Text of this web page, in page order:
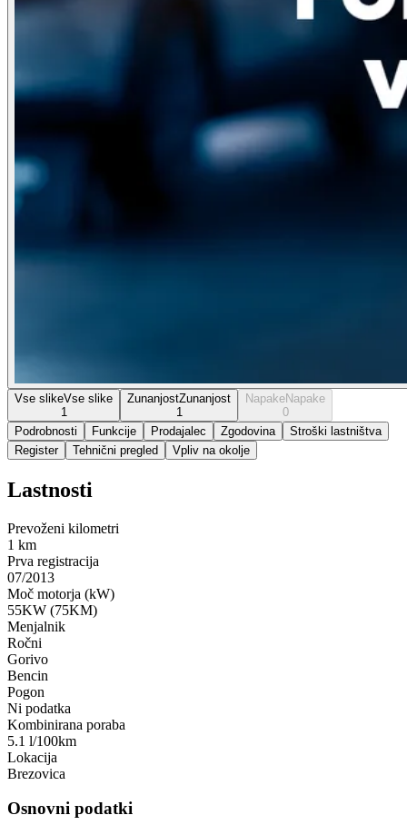
Vse slikeVse slike
1
ZunanjostZunanjost
1
NapakeNapake
0
Podrobnosti
Funkcije Prodajalec Zgodovina
Stroški lastništva
Register
Tehnični pregled Vpliv na okolje
Lastnosti
Prevoženi kilometri
1 km
Prva registracija
07/2013
Moč motorja (kW)
55KW (75KM)
Menjalnik
Ročni
Gorivo
Bencin
Pogon
Ni podatka
Kombinirana poraba
5.1 l/100km
Lokacija
Brezovica
Osnovni podatki